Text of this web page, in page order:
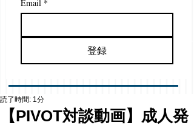
Email *
登録
【PIVOT対談動画】成人発
読了時間: 1分